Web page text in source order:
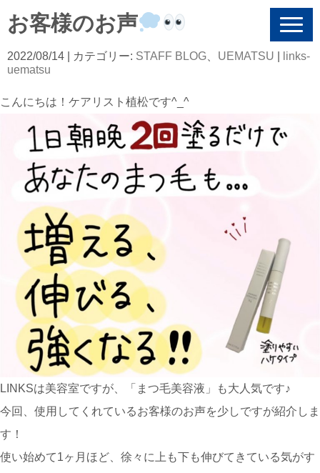
N
v
i
お客様のお声
2022/08/14 | カテゴリー: STAFF BLOG UEMATSU
links-
uematsu
こんにちは！ケアリスト植松です^_^
LINKSは美容室ですが、「まつ毛美容液」も大人気です♪
今回、使用してくれているお客様のお声を少しですが紹介しま
す！
使い始めて1ヶ月ほど、徐々に上も下も伸びてきている気がす